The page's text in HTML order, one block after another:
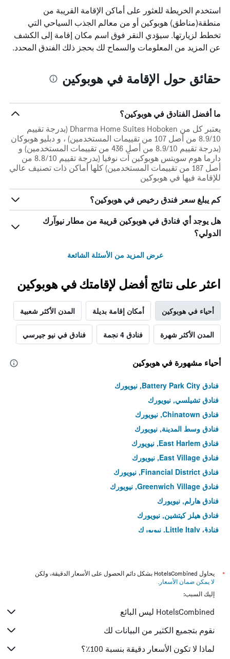
استخدم الخريطة للعثور على أماكن الإقامة القريبة من
منطقة(مناطق) هوبوكين أو من معالم الجذب السياحي التي
تخطط لزيارتها. سيؤدي النقر فوق اسم مكان إقامة إلى الكشف
عن المزيد من المعلومات والسماح لك بحجز ذلك الفندق المحدد.
حقائق حول الإقامة في هوبوكين
ما أفضل الفنادق في هوبوكين؟
يعتبر كل من Dharma Home Suites Hoboken (بدرجة تقييم
8.9/10 من أصل 107 من تقييمات المستخدمين) ، و دبليو هوبوكان
(بدرجة تقييم 8.9/10 من أصل 436 من تقييمات المستخدمين) و
دارما هوم سويتس هوبوكين آت نوفيا (بدرجة تقييم 8.8/10 من
أصل 187 من تقييمات المستخدمين) كلها أماكن ذات تصنيف عالي
للإقامة فيها في هوبوكين
كم يبلغ سعر فندق رخيص في هوبوكين؟
هل يوجد أي فنادق في هوبوكين قريبة من مطار نيوآرك
الدولي؟
عرض المزيد من الأسئلة الشائعة
اعثر على نتائج أفضل لإقامتك في هوبوكين
أحياء في هوبوكين أمكان إقامة بديلة المدن الأكثر شعبية
المدن الأكثر شهرة فنادق 4 نجمة فنادق في نيو جيرسي
أحياء مشهورة في هوبوكين
فنادق Battery Park City, نيويورك
فنادق تشيلسي, نيويورك
فنادق Chinatown, نيويورك
فنادق وسط المدينة, نيويورك
فنادق East Harlem, نيويورك
فنادق East Village, نيويورك
فنادق Financial District, نيويورك
فنادق Greenwich Village, نيويورك
فنادق هارلم, نيويورك
فنادق هيلز كيتشين, نيويورك
فنادق Little Italy, نيويورك
فنادق Marble Hill, نيويورك
فنادق Meatpacking District, نيويورك
فنادق Midtown East, نيويورك
فنادق Roosevelt Island, نيويورك
فنادق SoHo, نيويورك
*
يحاول HotelsCombined بشكل دائم الحصول على الأسعار الدقيقة، ولكن
لا يمكن ضمان الأسعار .
إليك السبب:
HotelsCombined ليس البائع
نقوم بتجميع الكثير من البيانات لك
لماذا لا تكون الأسعار دقيقة بنسبة 100٪؟